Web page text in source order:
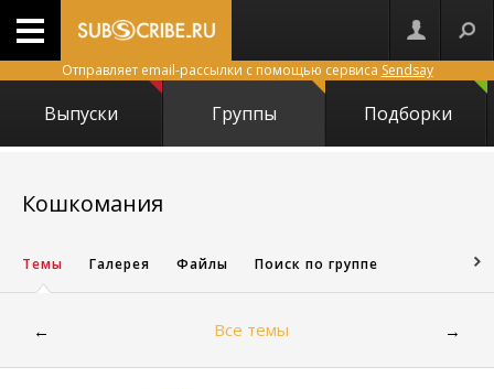
Отправляет email-рассылки с помощью сервиса Sendsay
Выпуски Группы Подборки
Кошкомания
Темы Галерея Файлы Поиск по группе
← Все темы →